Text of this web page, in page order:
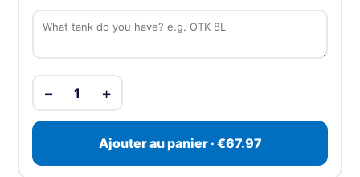
− 1 +
Ajouter au panier · €67.97